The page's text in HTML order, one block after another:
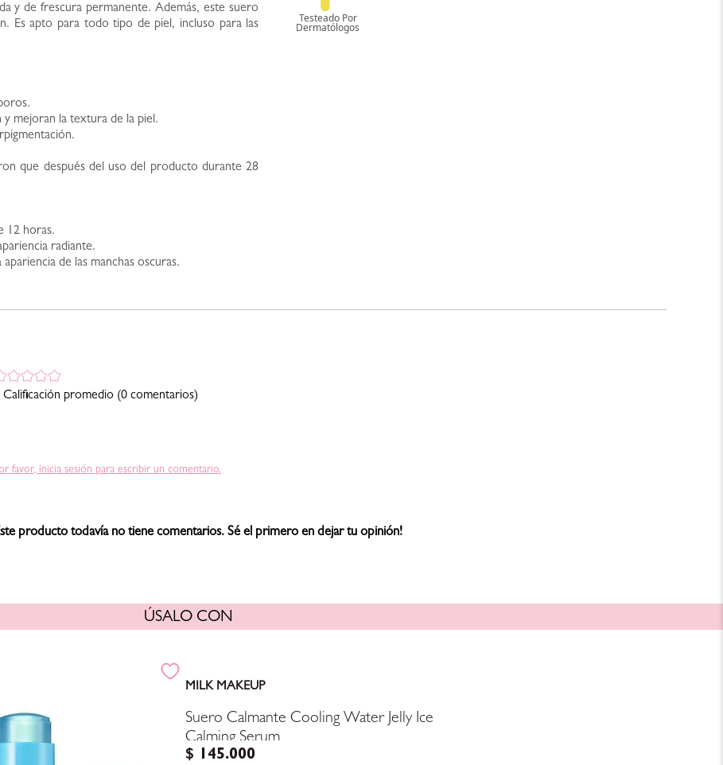
y de frescura permanente. Además, este suero
Es apto para todo tipo de piel, incluso para las
y mejoran la textura de la piel.
que después del uso del producto durante 28
12 horas.
radiante.
de las manchas oscuras.
Calificación promedio (0 comentarios)
favor, inicia sesión para escribir un comentario.
producto todavía no tiene comentarios. Sé el primero en dejar tu opinión!
ÚSALO CON
MILK MAKEUP
Suero Calmante Cooling Water Jelly Ice
Calming Serum
$ 145.000